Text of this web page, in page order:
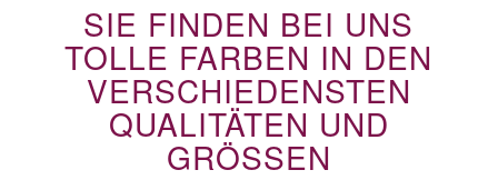
SIE FINDEN BEI UNS
TOLLE FARBEN IN DEN
VERSCHIEDENSTEN
QUALITÄTEN UND
GRÖSSEN